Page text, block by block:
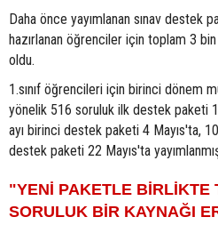
Daha önce yayımlanan sınav destek
hazırlanan öğrenciler için toplam 3
oldu.
1.sınıf öğrencileri için birinci dönem
yönelik 516 soruluk ilk destek paketi
ayı birinci destek paketi 4 Mayıs'ta,
destek paketi 22 Mayıs'ta
"YENİ PAKETLE BİRLİKTE
SORULUK BİR KAYNAĞI